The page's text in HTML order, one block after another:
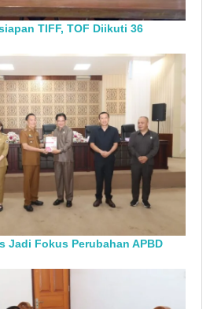
TIFF, TOF Diikuti 36
Jadi Fokus Perubahan APBD